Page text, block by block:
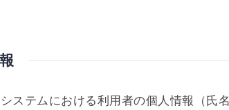
ステムにおける利用者の個人情報（氏